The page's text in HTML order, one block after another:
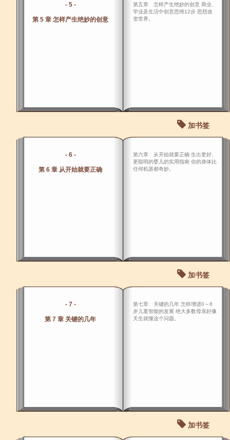
- 5 -
第 5 章 怎样产生绝妙的创意
第五章 怎样产生绝妙的创意 商业、
学业及生活中创意思维12步 思想改
变世界。
加书签
- 6 -
第 6 章 从开始就要正确
第六章 从开始就要正确 生出更好、
更聪明的婴儿的实用指南 你的身体比
任何机器都奇妙。
加书签
- 7 -
第 7 章 关键的几年
第七章 关键的几年 怎样增进0～8
岁儿童智能的发展 绝大多数母亲好像
天生就懂这个问题。
加书签